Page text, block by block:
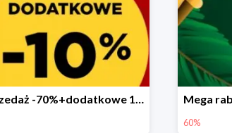
Wyprzedaż -70%+dodatkowe 10%
60%